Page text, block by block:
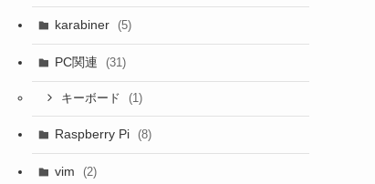
karabiner (5)
PC関連 (31)
キーボード (1)
Raspberry Pi (8)
vim (2)